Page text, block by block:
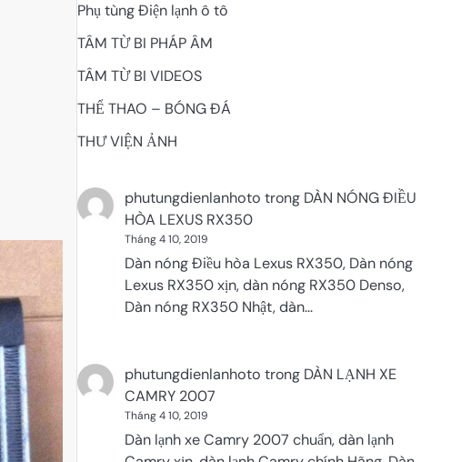
Phụ tùng Điện lạnh ô tô
TÂM TỪ BI PHÁP ÂM
TÂM TỪ BI VIDEOS
THỂ THAO – BÓNG ĐÁ
THƯ VIỆN ẢNH
phutungdienlanhoto trong DÀN NÓNG ĐIỀU
HÒA LEXUS RX350
Tháng 4 10, 2019
Dàn nóng Điều hòa Lexus RX350, Dàn nóng
Lexus RX350 xịn, dàn nóng RX350 Denso,
Dàn nóng RX350 Nhật, dàn…
phutungdienlanhoto trong DÀN LẠNH XE
CAMRY 2007
Tháng 4 10, 2019
Dàn lạnh xe Camry 2007 chuẩn, dàn lạnh